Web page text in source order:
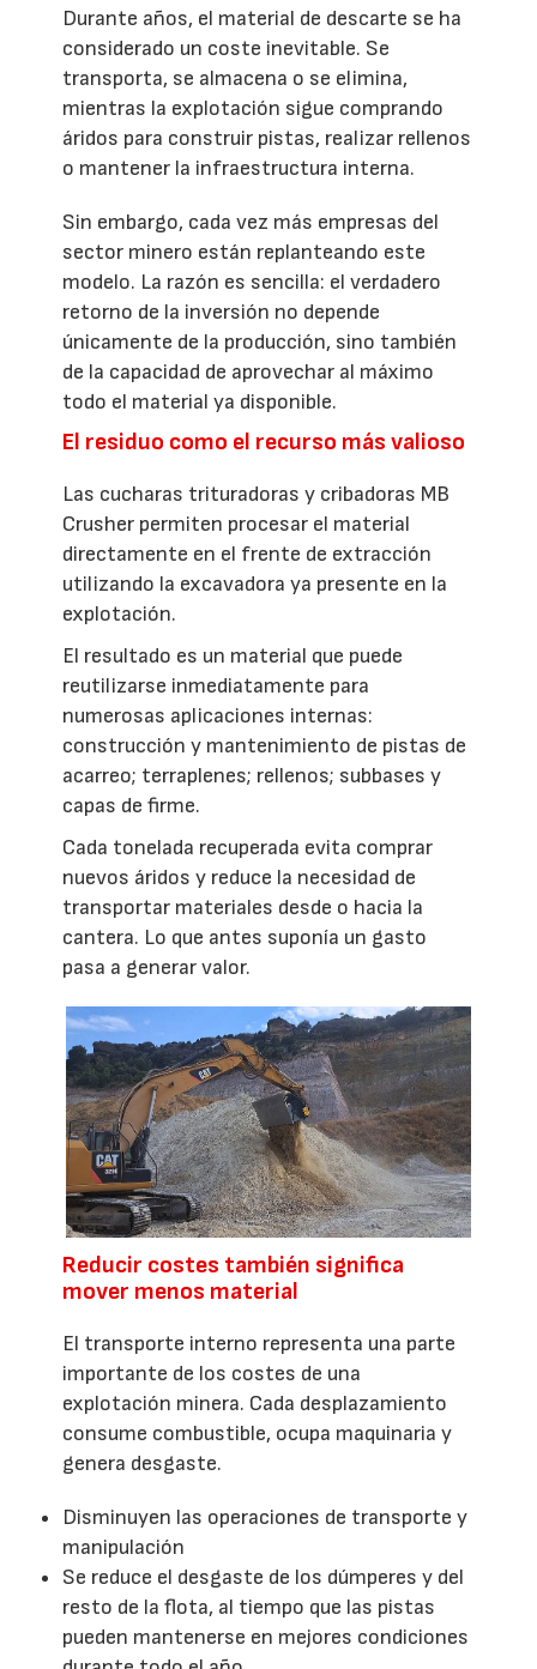
Durante años, el material de descarte se ha
considerado un coste inevitable. Se
transporta, se almacena o se elimina,
mientras la explotación sigue comprando
áridos para construir pistas, realizar rellenos
o mantener la infraestructura interna.
Sin embargo, cada vez más empresas del
sector minero están replanteando este
modelo. La razón es sencilla: el verdadero
retorno de la inversión no depende
únicamente de la producción, sino también
de la capacidad de aprovechar al máximo
todo el material ya disponible.
El residuo como el recurso más valioso
Las cucharas trituradoras y cribadoras MB
Crusher permiten procesar el material
directamente en el frente de extracción
utilizando la excavadora ya presente en la
explotación.
El resultado es un material que puede
reutilizarse inmediatamente para
numerosas aplicaciones internas:
construcción y mantenimiento de pistas de
acarreo; terraplenes; rellenos; subbases y
capas de firme.
Cada tonelada recuperada evita comprar
nuevos áridos y reduce la necesidad de
transportar materiales desde o hacia la
cantera. Lo que antes suponía un gasto
pasa a generar valor.
Reducir costes también significa
mover menos material
El transporte interno representa una parte
importante de los costes de una
explotación minera. Cada desplazamiento
consume combustible, ocupa maquinaria y
genera desgaste.
Disminuyen las operaciones de transporte y
manipulación
Se reduce el desgaste de los dúmperes y del
resto de la flota, al tiempo que las pistas
pueden mantenerse en mejores condiciones